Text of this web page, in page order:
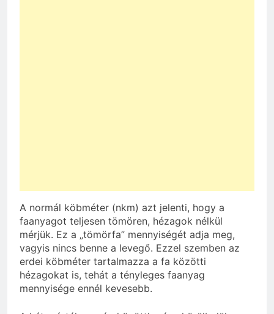
A normál köbméter (nkm) azt jelenti, hogy a
faanyagot teljesen tömören, hézagok nélkül
mérjük. Ez a „tömörfa” mennyiségét adja meg,
vagyis nincs benne a levegő. Ezzel szemben az
erdei köbméter tartalmazza a fa közötti
hézagokat is, tehát a tényleges faanyag
mennyisége ennél kevesebb.